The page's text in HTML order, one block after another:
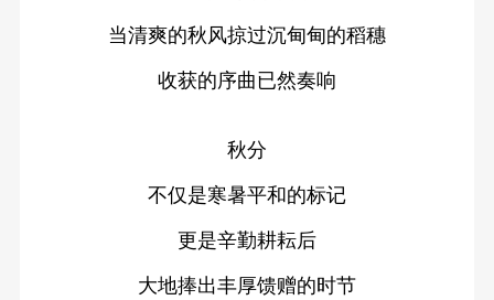
当清爽的秋风掠过沉甸甸的稻穗
收获的序曲已然奏响
秋分
不仅是寒暑平和的标记
更是辛勤耕耘后
大地捧出丰厚馈赠的时节